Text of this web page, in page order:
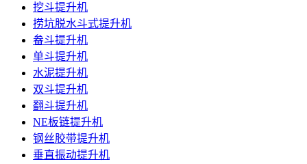
挖斗提升机
捞坑脱水斗式提升机
畚斗提升机
单斗提升机
水泥提升机
双斗提升机
翻斗提升机
NE板链提升机
钢丝胶带提升机
垂直振动提升机